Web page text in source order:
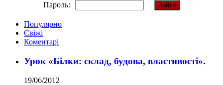
Пароль:
Популярно
Свіжі
Коментарі
Урок «Білки: склад, будова, властивості».
19/06/2012